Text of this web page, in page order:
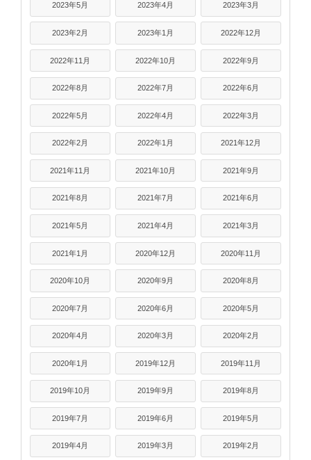
2023年5月 2023年4月 2023年3月
2023年2月 2023年1月 2022年12月
2022年11月 2022年10月 2022年9月
2022年8月 2022年7月 2022年6月
2022年5月 2022年4月 2022年3月
2022年2月 2022年1月 2021年12月
2021年11月 2021年10月 2021年9月
2021年8月 2021年7月 2021年6月
2021年5月 2021年4月 2021年3月
2021年1月 2020年12月 2020年11月
2020年10月 2020年9月 2020年8月
2020年7月 2020年6月 2020年5月
2020年4月 2020年3月 2020年2月
2020年1月 2019年12月 2019年11月
2019年10月 2019年9月 2019年8月
2019年7月 2019年6月 2019年5月
2019年4月 2019年3月 2019年2月